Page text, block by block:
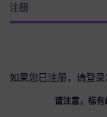
注册
如果您已注册，请登
请注意，标有